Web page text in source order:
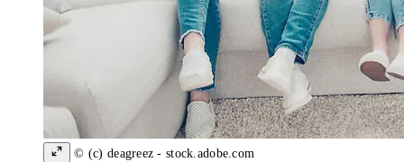
© (c) deagreez - stock.adobe.com